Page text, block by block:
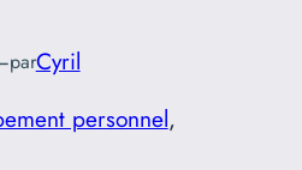
parCyril
personnel